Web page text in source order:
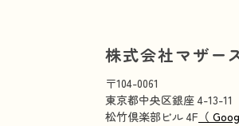
株式会社マザー
〒104-0061
東京都中央区銀座 4-13-11
松竹倶楽部ビル 4F （